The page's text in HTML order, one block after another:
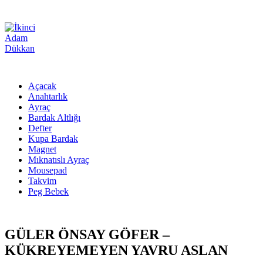
Açacak
Anahtarlık
Ayraç
Bardak Altlığı
Defter
Kupa Bardak
Magnet
Mıknatıslı Ayraç
Mousepad
Takvim
Peg Bebek
GÜLER ÖNSAY GÖFER –
KÜKREYEMEYEN YAVRU ASLAN